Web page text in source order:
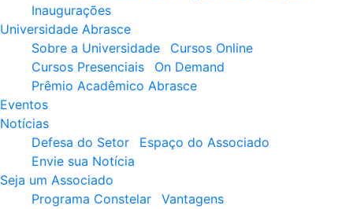
Inaugurações
Universidade Abrasce
Sobre a Universidade
Cursos Online
Cursos Presenciais
On Demand
Prêmio Acadêmico Abrasce
Eventos
Notícias
Defesa do Setor
Espaço do Associado
Envie sua Notícia
Seja um Associado
Programa Constelar
Vantagens